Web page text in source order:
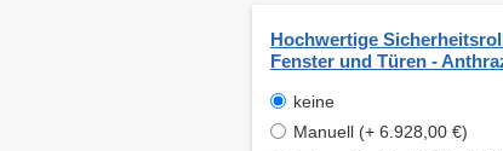
Hochwertige
Fenster und Türen -
keine
Manuell (+ 6.928,00 €)